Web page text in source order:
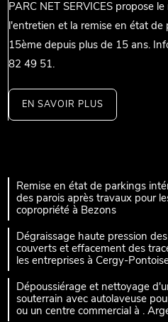
PARC NET SERVICES propose
l'entretien et la remise en état
15ème depuis plus de 15 ans.
82 49 51.
EN SAVOIR PLUS
Remise en état de parkings
des parois après travaux pour
copropriété à Bezons
Dégraissage haute pression
couverts et effacement des
les entreprises à Cergy-
Dépoussiérage et nettoyage
souterrain avec autolaveuse
ou un centre commercial à .